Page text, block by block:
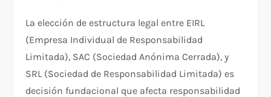
La elección de estructura legal entre EIRL
(Empresa Individual de Responsabilidad
Limitada), SAC (Sociedad Anónima Cerrada), y
SRL (Sociedad de Responsabilidad Limitada) es
decisión fundacional que afecta responsabilidad